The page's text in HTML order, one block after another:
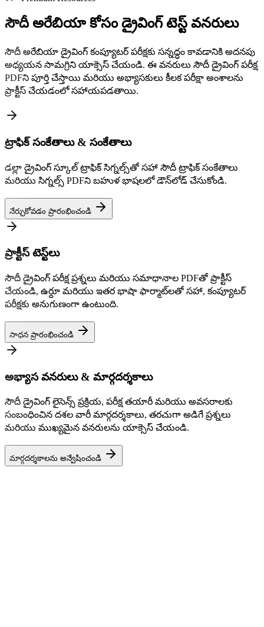
సౌదీ అరేబియా కోసం డ్రైవింగ్ టెస్ట్ వనరులు
సౌదీ అరేబియా డ్రైవింగ్ కంప్యూటర్ పరీక్షకు సన్నద్ధం కావడానికి అదనపు
అధ్యయన సామగ్రిని యాక్సెస్ చేయండి. ఈ వనరులు సౌదీ డ్రైవింగ్ పరీక్ష
PDFని పూర్తి చేస్తాయి మరియు అభ్యాసకులు కీలక పరీక్షా అంశాలను
ప్రాక్టీస్ చేయడంలో సహాయపడతాయి.
ట్రాఫిక్ సంకేతాలు & సంకేతాలు
డల్లా డ్రైవింగ్ స్కూల్ ట్రాఫిక్ సిగ్నల్స్‌తో సహా సౌదీ ట్రాఫిక్ సంకేతాలు
మరియు సిగ్నల్స్ PDFని బహుళ భాషలలో డౌన్‌లోడ్ చేసుకోండి.
నేర్చుకోవడం ప్రారంభించండి
ప్రాక్టీస్ టెస్ట్‌లు
సౌదీ డ్రైవింగ్ పరీక్ష ప్రశ్నలు మరియు సమాధానాల PDFతో ప్రాక్టీస్
చేయండి, ఉర్దూ మరియు ఇతర భాషా ఫార్మాట్‌లతో సహా, కంప్యూటర్
పరీక్షకు అనుగుణంగా ఉంటుంది.
సాధన ప్రారంభించండి
అభ్యాస వనరులు & మార్గదర్శకాలు
సౌదీ డ్రైవింగ్ లైసెన్స్ ప్రక్రియ, పరీక్ష తయారీ మరియు అవసరాలకు
సంబంధించిన దశల వారీ మార్గదర్శకాలు, తరచుగా అడిగే ప్రశ్నలు
మరియు ముఖ్యమైన వనరులను యాక్సెస్ చేయండి.
మార్గదర్శకాలను అన్వేషించండి